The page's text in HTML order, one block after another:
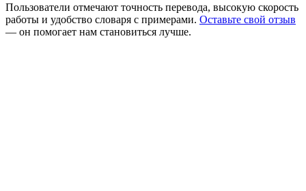
Пользователи отмечают точность перевода, высокую скорость
работы и удобство словаря с примерами. Оставьте свой отзыв
— он помогает нам становиться лучше.